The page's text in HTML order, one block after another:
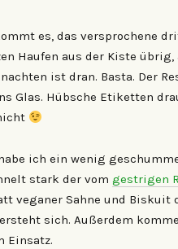
es, das versprochene
Haufen aus der Kiste
ist dran. Basta. Der
Glas. Hübsche Etiketten
ich ein wenig
stark der vom gestrigen
veganer Sahne und Biskuit
sich. Außerdem
Einsatz.